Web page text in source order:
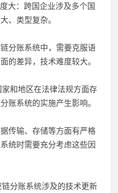
大：跨国企业涉及多个国
、类型复杂。
分账系统中，需要克服语
的差异，技术难度较大。
和地区在法律法规方面存
账系统的实施产生影响。
传输、存储等方面有严格
统时需要充分考虑这些因
分账系统涉及的技术更新